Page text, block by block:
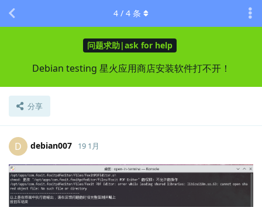
问题求助|ask for help
Debian testing 星火应用商店安装软件打不开！
分享
4 / 4 条
D debian007
Lv.0
19 1月